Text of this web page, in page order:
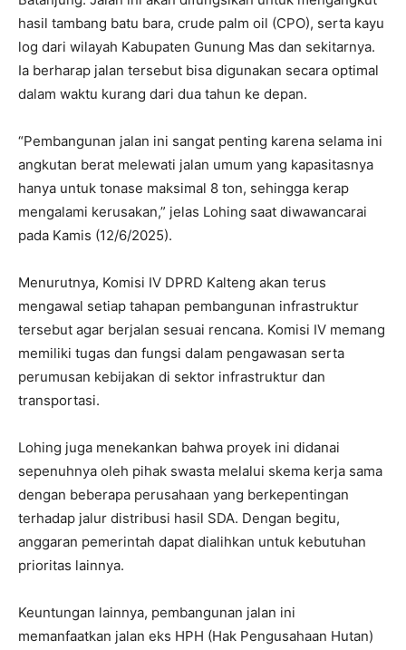
hasil tambang batu bara, crude palm oil (CPO), serta kayu
log dari wilayah Kabupaten Gunung Mas dan sekitarnya.
Ia berharap jalan tersebut bisa digunakan secara optimal
dalam waktu kurang dari dua tahun ke depan.
“Pembangunan jalan ini sangat penting karena selama ini
angkutan berat melewati jalan umum yang kapasitasnya
hanya untuk tonase maksimal 8 ton, sehingga kerap
mengalami kerusakan,” jelas Lohing saat diwawancarai
pada Kamis (12/6/2025).
Menurutnya, Komisi IV DPRD Kalteng akan terus
mengawal setiap tahapan pembangunan infrastruktur
tersebut agar berjalan sesuai rencana. Komisi IV memang
memiliki tugas dan fungsi dalam pengawasan serta
perumusan kebijakan di sektor infrastruktur dan
transportasi.
Lohing juga menekankan bahwa proyek ini didanai
sepenuhnya oleh pihak swasta melalui skema kerja sama
dengan beberapa perusahaan yang berkepentingan
terhadap jalur distribusi hasil SDA. Dengan begitu,
anggaran pemerintah dapat dialihkan untuk kebutuhan
prioritas lainnya.
Keuntungan lainnya, pembangunan jalan ini
memanfaatkan jalan eks HPH (Hak Pengusahaan Hutan)